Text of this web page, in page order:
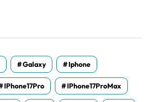
Galaxy Iphone
IPhone17Pro IPhone17ProMax